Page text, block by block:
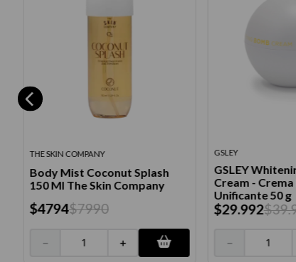
THE SKIN COMPANY
Body Mist Coconut Splash
150 Ml The Skin Company
$4794$7990
＋
－
GSLEY
GSLEY
Cream -
Unificante 50 g
$29.992$39.
－